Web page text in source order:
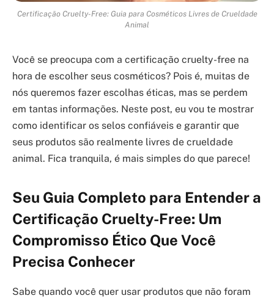
Certificação Cruelty-Free: Guia para Cosméticos Livres de Crueldade
Animal
Você se preocupa com a certificação cruelty-free na
hora de escolher seus cosméticos? Pois é, muitas de
nós queremos fazer escolhas éticas, mas se perdem
em tantas informações. Neste post, eu vou te mostrar
como identificar os selos confiáveis e garantir que
seus produtos são realmente livres de crueldade
animal. Fica tranquila, é mais simples do que parece!
Seu Guia Completo para Entender a
Certificação Cruelty-Free: Um
Compromisso Ético Que Você
Precisa Conhecer
Sabe quando você quer usar produtos que não foram